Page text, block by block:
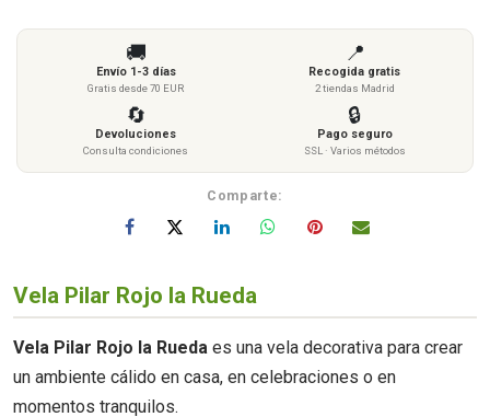
🚚
Envío 1-3 días
Gratis desde 70 EUR
📍
Recogida gratis
2 tiendas Madrid
🔄
Devoluciones
Consulta condiciones
🔒
Pago seguro
SSL · Varios métodos
Comparte:
Vela Pilar Rojo la Rueda
Vela Pilar Rojo la Rueda es una vela decorativa para crear
un ambiente cálido en casa, en celebraciones o en
momentos tranquilos.